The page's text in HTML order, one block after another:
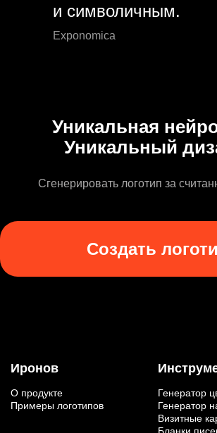
и символичным.
Exponomica
Уникальная
Уникальный
Сгенерировать логотип за
Создать
Иронов
О продукте
Примеры логотипов
Генератор
Генератор
Визитные